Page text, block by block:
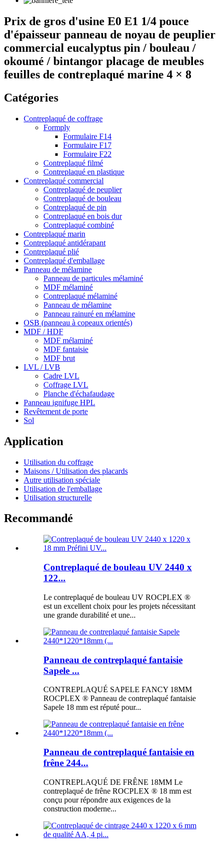
Prix ​​de gros d'usine E0 E1 1/4 pouce
d'épaisseur panneau de noyau de peuplier
commercial eucalyptus pin / bouleau /
okoumé / bintangor placage de meubles
feuilles de contreplaqué marine 4 × 8
Catégories
Contreplaqué de coffrage
Formply
Formulaire F14
Formulaire F17
Formulaire F22
Contreplaqué filmé
Contreplaqué en plastique
Contreplaqué commercial
Contreplaqué de peuplier
Contreplaqué de bouleau
Contreplaqué de pin
Contreplaqué en bois dur
Contreplaqué combiné
Contreplaqué marin
Contreplaqué antidérapant
Contreplaqué plié
Contreplaqué d'emballage
Panneau de mélamine
Panneau de particules mélaminé
MDF mélaminé
Contreplaqué mélaminé
Panneau de mélamine
Panneau rainuré en mélamine
OSB (panneau à copeaux orientés)
MDF / HDF
MDF mélaminé
MDF fantaisie
MDF brut
LVL / LVB
Cadre LVL
Coffrage LVL
Planche d'échafaudage
Panneau ignifuge HPL
Revêtement de porte
Sol
Application
Utilisation du coffrage
Maisons / Utilisation des placards
Autre utilisation spéciale
Utilisation de l'emballage
Utilisation structurelle
Recommandé
Contreplaqué de bouleau UV 2440 x
122...
Le contreplaqué de bouleau UV ROCPLEX ®
est un excellent choix pour les projets nécessitant
une grande durabilité et une...
Panneau de contreplaqué fantaisie
Sapele ...
CONTREPLAQUÉ SAPELE FANCY 18MM
ROCPLEX ® Panneau de contreplaqué fantaisie
Sapele 18 mm est réputé pour...
Panneau de contreplaqué fantaisie en
frêne 244...
CONTREPLAQUÉ DE FRÊNE 18MM Le
contreplaqué de frêne ROCPLEX ® 18 mm est
conçu pour répondre aux exigences de la
construction moderne...